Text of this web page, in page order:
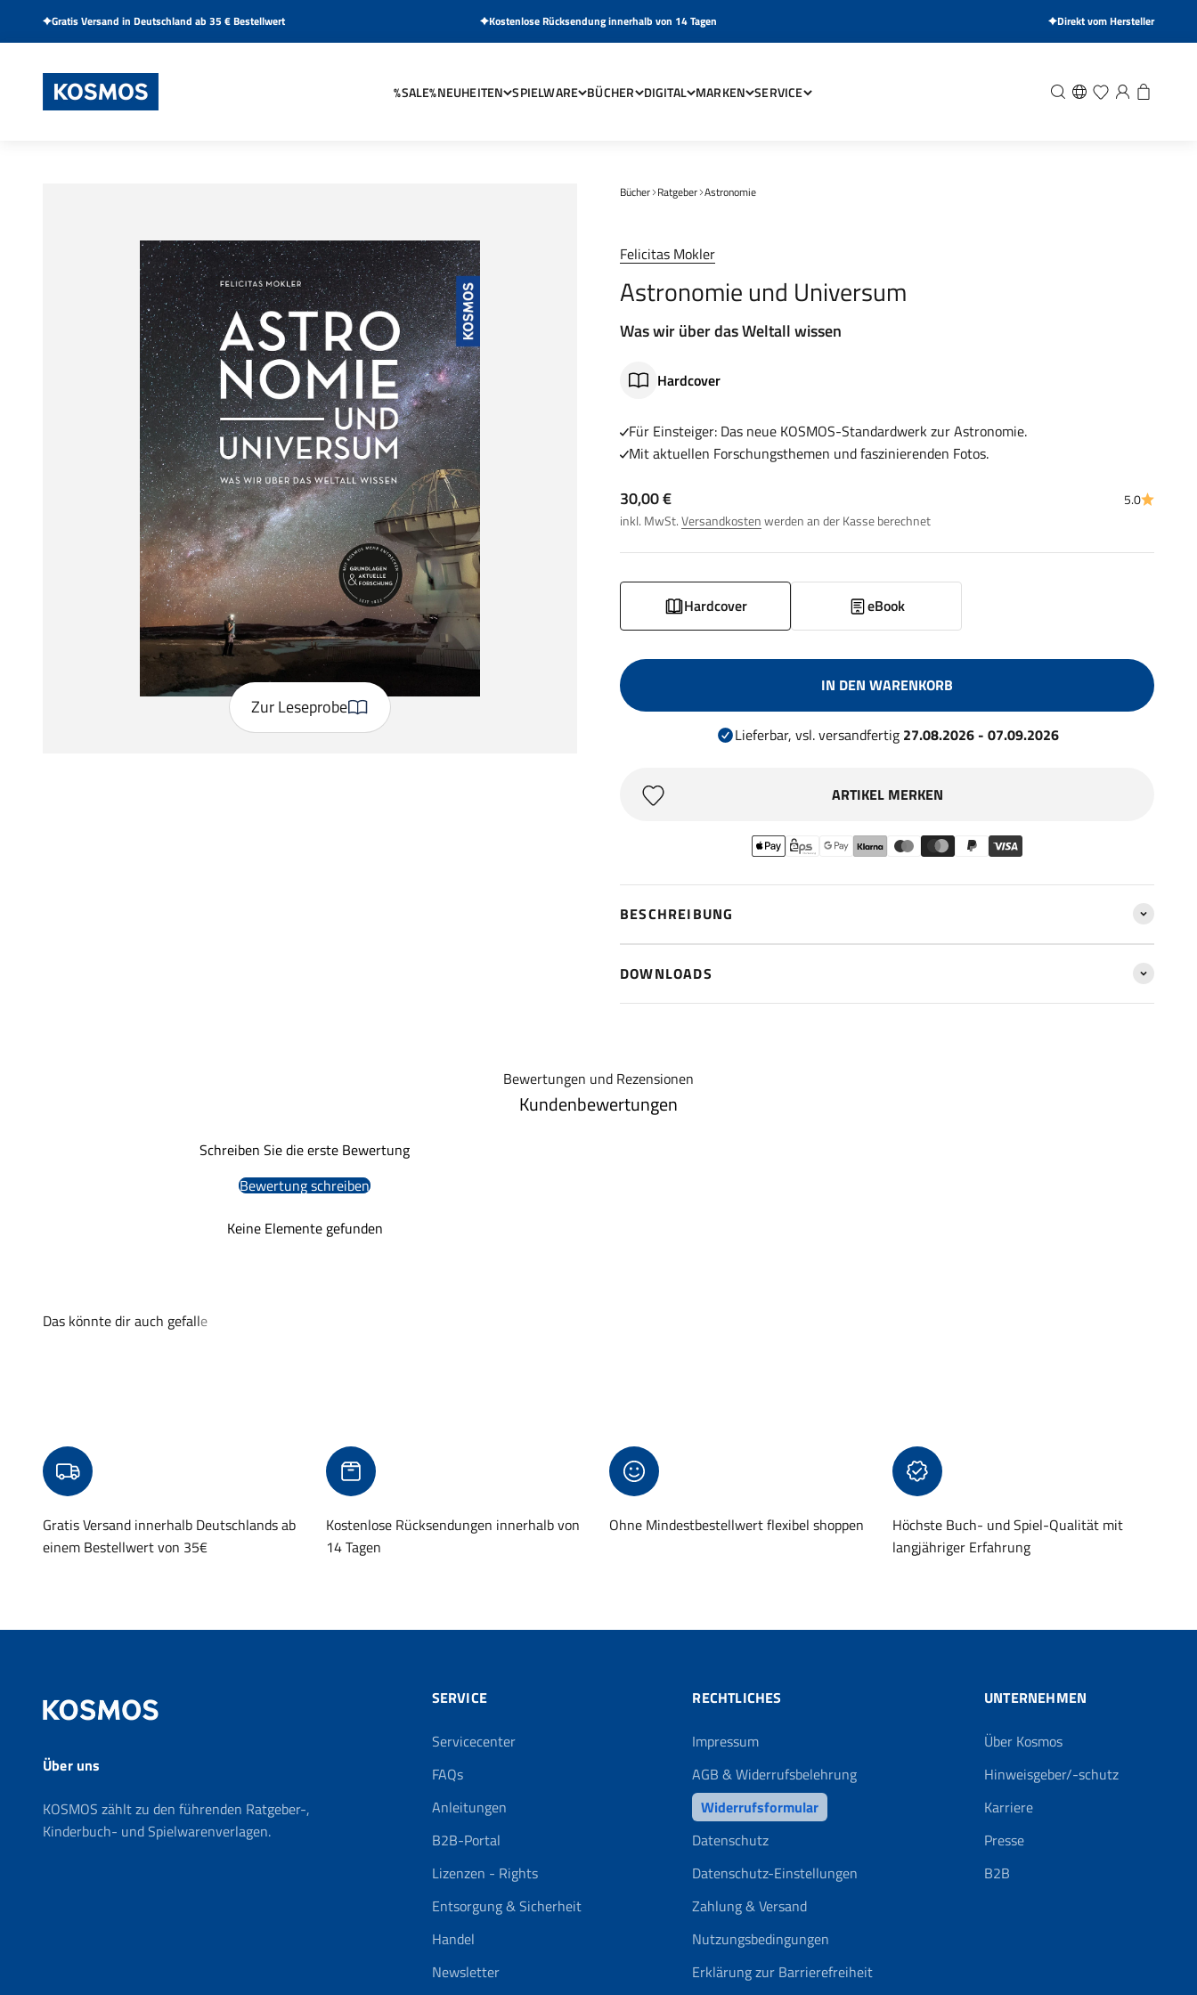
Gratis Versand in Deutschland ab 35 € Bestellwert Kostenlose Rücksendung innerhalb von 14 Tagen Direkt vom Hersteller
%SALE%NEUHEITEN SPIELWARE BÜCHER DIGITAL MARKEN SERVICE
KOSMOS Verlag Suche Wunschliste
Anmelden
Zur Leseprobe
Bücher Ratgeber Astronomie
Felicitas Mokler
Astronomie und Universum
Was wir über das Weltall wissen
Hardcover
Für Einsteiger: Das neue KOSMOS-Standardwerk zur Astronomie.
Mit aktuellen Forschungsthemen und faszinierenden Fotos.
Angebot
30,00 €
inkl. MwSt.Versandkostenwerden an der Kasse berechnet
5.0
Hardcover eBook
IN DEN WARENKORB
Lieferbar, vsl. versandfertig 27.08.2026 - 07.09.2026
ARTIKEL MERKEN
BESCHREIBUNG
DOWNLOADS
Bewertungen und Rezensionen
Kundenbewertungen
Schreiben Sie die erste Bewertung
Bewertung schreiben
Keine Elemente gefunden
Gratis Versand innerhalb Deutschlands ab
einem Bestellwert von 35€
Kostenlose Rücksendungen innerhalb von
14 Tagen
Ohne Mindestbestellwert flexibel shoppen
Höchste Buch- und Spiel-Qualität mit
langjähriger Erfahrung
Über uns
KOSMOS zählt zu den führenden Ratgeber-,
Kinderbuch- und Spielwarenverlagen.
SERVICE
Servicecenter
FAQs
Anleitungen
B2B-Portal
Lizenzen - Rights
Entsorgung & Sicherheit
Handel
Newsletter
RECHTLICHES
Impressum
AGB & Widerrufsbelehrung
Widerrufsformular
Datenschutz
Datenschutz-Einstellungen
Zahlung & Versand
Nutzungsbedingungen
Erklärung zur Barrierefreiheit
UNTERNEHMEN
Über Kosmos
Hinweisgeber/-schutz
Karriere
Presse
B2B